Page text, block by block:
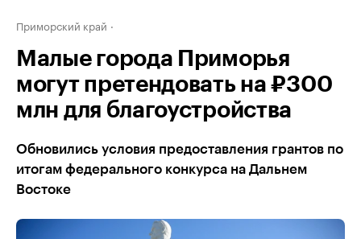
Приморский край
Малые города Приморья
могут претендовать на ₽300
млн для благоустройства
Обновились условия предоставления грантов по
итогам федерального конкурса на Дальнем
Востоке